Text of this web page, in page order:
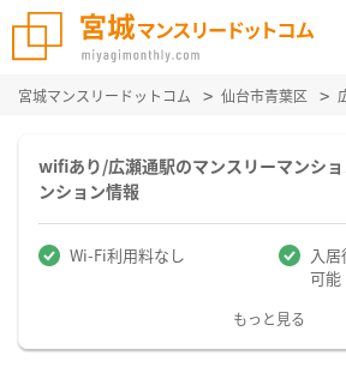
宮城マンスリードットコム 仙台市青葉区
wifiあり/広瀬通駅のマンスリーマンシ
ンション情報
Wi-Fi利用料なし
入
可能
もっと見る